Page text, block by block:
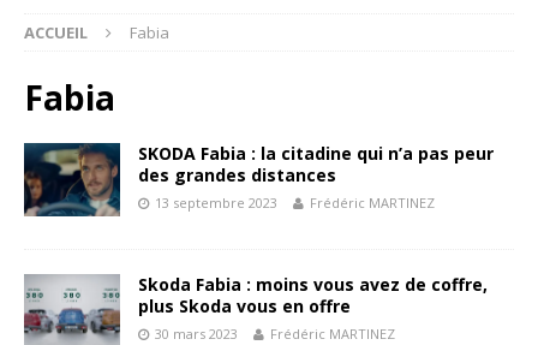
ACCUEIL Fabia
Fabia
SKODA Fabia : la citadine qui n’a pas peur
des grandes distances
13 septembre 2023 Frédéric MARTINEZ
Skoda Fabia : moins vous avez de coffre,
plus Skoda vous en offre
30 mars 2023 Frédéric MARTINEZ